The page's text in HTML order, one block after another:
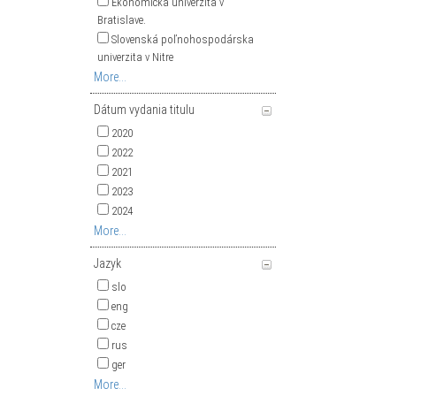
Bratislave.
Slovenská poľnohospodárska
univerzita v Nitre
More...
Dátum vydania titulu
2020
2022
2021
2023
2024
More...
Jazyk
slo
eng
cze
rus
ger
More...